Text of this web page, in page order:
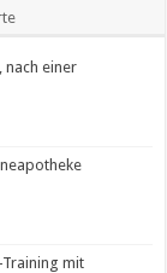
nach einer
mit